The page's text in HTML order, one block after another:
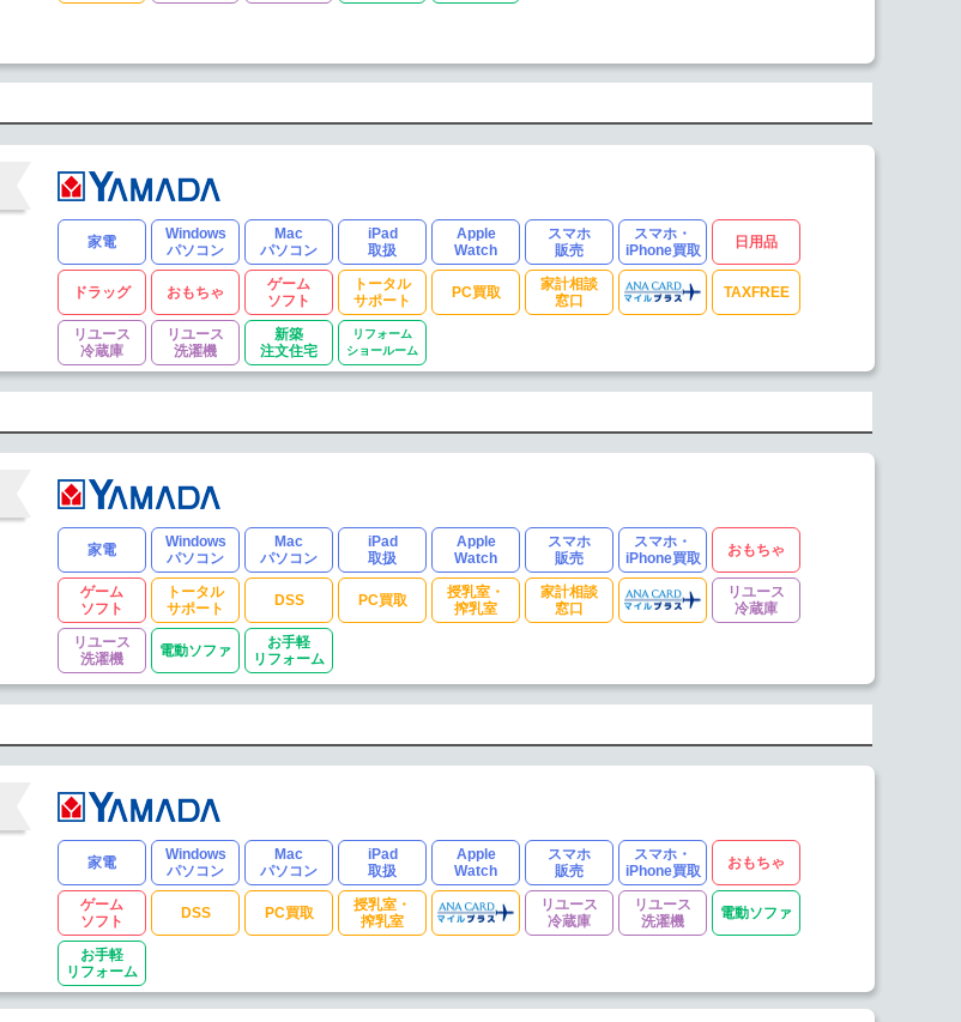
家電
Windows
パソコン
Mac
パソコン
iPad
取扱
Apple
Watch
スマホ
販売
スマホ・
iPhone買取
日用品
ドラッグ おもちゃ
ゲーム
ソフト
トータル
サポート
PC買取
家計相談
窓口
TAXFREE
リユース
冷蔵庫
リユース
洗濯機
新築
注文住宅
リフォーム
ショールーム
家電
Windows
パソコン
Mac
パソコン
iPad
取扱
Apple
Watch
スマホ
販売
スマホ・
iPhone買取
おもちゃ
ゲーム
ソフト
トータル
サポート
DSS PC買取
授乳室・
搾乳室
家計相談
窓口
リユース
冷蔵庫
リユース
洗濯機
電動ソファ
お手軽
リフォーム
家電
Windows
パソコン
Mac
パソコン
iPad
取扱
Apple
Watch
スマホ
販売
スマホ・
iPhone買取
おもちゃ
ゲーム
ソフト
DSS PC買取
授乳室・
搾乳室
リユース
冷蔵庫
リユース
洗濯機
電動ソファ
お手軽
リフォーム